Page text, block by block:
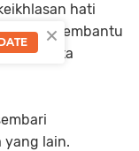
hati
dapat membantu
kata
yang lain.
×